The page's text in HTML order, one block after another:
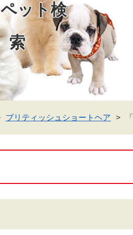
ペット検
索
ブリティッシュショートヘア